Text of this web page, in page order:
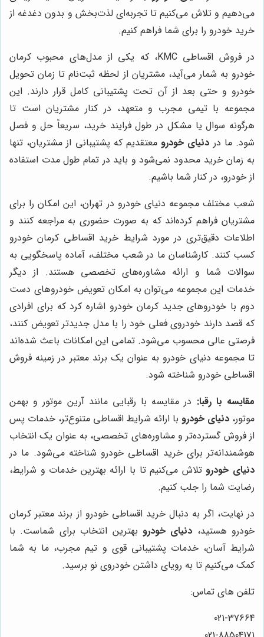
می‌دهیم و تلاش می‌کنیم تا تجربه‌ای لذت‌بخش و بدون دغدغه از
خرید خودرو را برای شما فراهم کنیم.
در فروش اقساطی KMC، که یکی از مدل‌های محبوب کرمان
خودرو به شمار می‌آید، مشتریان از لحظه ثبت‌نام تا زمان تحویل
خودرو و حتی بعد از آن تحت پشتیبانی کامل قرار دارند. این
مجموعه با تیمی مجرب و متعهد، در کنار مشتریان است تا
هرگونه سوال یا مشکل در طول فرایند خرید، سریعاً حل و فصل
شود. ما در دنیای خودرو معتقدیم که پشتیبانی از مشتریان، تنها
به زمان خرید محدود نمی‌شود و باید در تمام طول مدت استفاده
از خودرو، در کنار شما باشیم.
شعب مختلف مجموعه دنیای خودرو در تهران، این امکان را برای
مشتریان فراهم کرده‌اند که به صورت حضوری به مراجعه کنند و
اطلاعات دقیق‌تری در مورد شرایط خرید اقساطی کرمان خودرو
کسب کنند. کارشناسان ما در شعب مختلف، آماده پاسخگویی به
سوالات شما و ارائه مشاوره‌های تخصصی هستند. از دیگر
خدمات این مجموعه می‌توان به امکان تعویض خودروهای دست
دوم با خودروهای جدید کرمان خودرو اشاره کرد که برای افرادی
که قصد دارند خودروی فعلی خود را با مدل جدیدتر تعویض کنند،
فرصتی عالی محسوب می‌شود. تمامی این امکانات باعث شده‌اند
تا مجموعه دنیای خودرو به عنوان یک برند معتبر در زمینه فروش
اقساطی خودرو شناخته شود.
مقایسه با رقبا: در مقایسه با رقبایی مانند آرین موتور و بهمن
موتور، دنیای خودرو با ارائه شرایط اقساطی متنوع‌تر، خدمات پس
از فروش گسترده‌تر و مشاوره‌های تخصصی، به عنوان یک انتخاب
هوشمندانه‌تر برای خرید اقساطی خودرو شناخته می‌شود. ما در
دنیای خودرو تلاش می‌کنیم تا با ارائه بهترین خدمات و شرایط،
رضایت شما را جلب کنیم.
در نهایت، اگر به دنبال خرید اقساطی خودرو از برند معتبر کرمان
خودرو هستید، دنیای خودرو بهترین انتخاب برای شماست. با
شرایط آسان، خدمات پشتیبانی قوی و تیم مجرب، ما به شما
کمک می‌کنیم تا به رویای داشتن خودروی نو برسید.
تلفن های تماس:
021-37664